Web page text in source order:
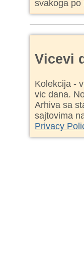
svakoga po
Vicevi
Kolekcija -
vic dana.
Arhiva sa
sajtovima
Privacy